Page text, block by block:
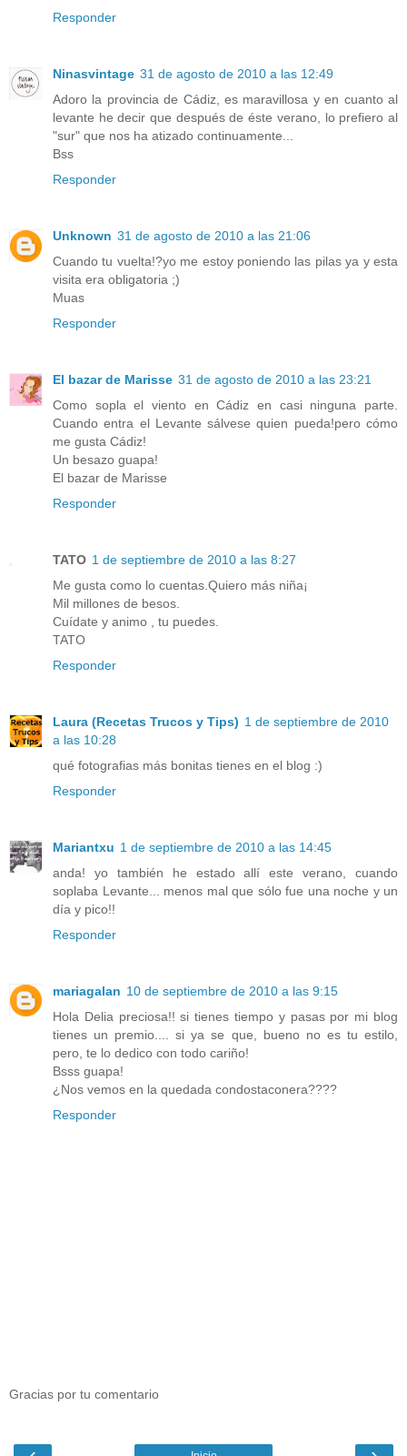
Responder
Ninasvintage 31 de agosto de 2010 a las 12:49
Adoro la provincia de Cádiz, es maravillosa y en cuanto al
levante he decir que después de éste verano, lo prefiero al
"sur" que nos ha atizado continuamente...
Bss
Responder
Unknown 31 de agosto de 2010 a las 21:06
Cuando tu vuelta!?yo me estoy poniendo las pilas ya y esta
visita era obligatoria ;)
Muas
Responder
El bazar de Marisse 31 de agosto de 2010 a las 23:21
Como sopla el viento en Cádiz en casi ninguna parte.
Cuando entra el Levante sálvese quien pueda!pero cómo
me gusta Cádiz!
Un besazo guapa!
El bazar de Marisse
Responder
TATO 1 de septiembre de 2010 a las 8:27
Me gusta como lo cuentas.Quiero más niña¡
Mil millones de besos.
Cuídate y animo , tu puedes.
TATO
Responder
Laura (Recetas Trucos y Tips) 1 de septiembre de 2010
a las 10:28
qué fotografias más bonitas tienes en el blog :)
Responder
Mariantxu 1 de septiembre de 2010 a las 14:45
anda! yo también he estado allí este verano, cuando
soplaba Levante... menos mal que sólo fue una noche y un
día y pico!!
Responder
mariagalan 10 de septiembre de 2010 a las 9:15
Hola Delia preciosa!! si tienes tiempo y pasas por mi blog
tienes un premio.... si ya se que, bueno no es tu estilo,
pero, te lo dedico con todo cariño!
Bsss guapa!
¿Nos vemos en la quedada condostaconera????
Responder
Gracias por tu comentario